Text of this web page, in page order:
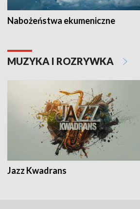
Nabożeństwa ekumeniczne
MUZYKA I ROZRYWKA
Jazz Kwadrans